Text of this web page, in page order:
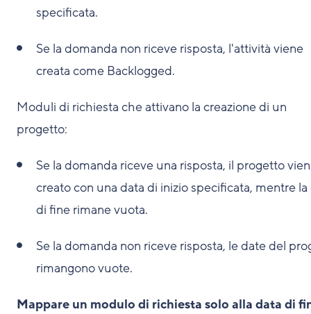
specificata.
Se la domanda non riceve risposta, l'attività viene
creata come Backlogged.
Moduli di richiesta che attivano la creazione di un
progetto:
Se la domanda riceve una risposta, il progetto
creato con una data di inizio specificata, mentre la
di fine rimane vuota.
Se la domanda non riceve risposta, le date del
rimangono vuote.
Mappare un modulo di richiesta solo alla data di